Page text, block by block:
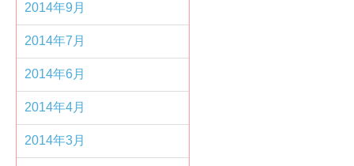
2014年9月
2014年7月
2014年6月
2014年4月
2014年3月